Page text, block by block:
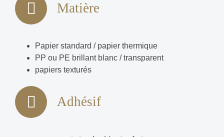
Matière
Papier standard / papier thermique
PP ou PE brillant blanc / transparent
papiers texturés
Adhésif